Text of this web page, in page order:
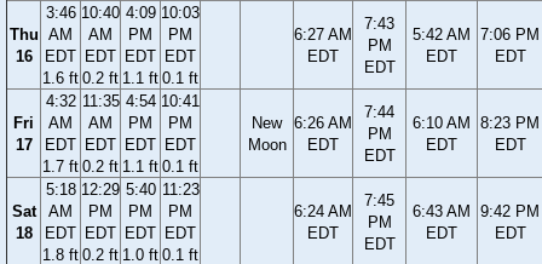
Thu
16
3:46
AM
EDT
1.6 ft
10:40
AM
EDT
0.2 ft
4:09
PM
EDT
1.1 ft
10:03
PM
EDT
0.1 ft
6:27 AM
EDT
7:43
PM
EDT
5:42 AM
EDT
7:06 PM
EDT
Fri
17
4:32
AM
EDT
1.7 ft
11:35
AM
EDT
0.2 ft
4:54
PM
EDT
1.1 ft
10:41
PM
EDT
0.1 ft
New
Moon
6:26 AM
EDT
7:44
PM
EDT
6:10 AM
EDT
8:23 PM
EDT
Sat
18
5:18
AM
EDT
1.8 ft
12:29
PM
EDT
0.2 ft
5:40
PM
EDT
1.0 ft
11:23
PM
EDT
0.1 ft
6:24 AM
EDT
7:45
PM
EDT
6:43 AM
EDT
9:42 PM
EDT